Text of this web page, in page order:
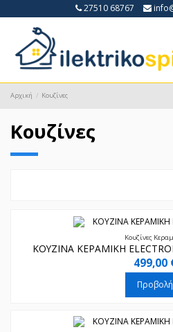
27510 68767
Αρχική Κουζίνες
Κουζίνες
Κουζίνες
ΚΟΥΖΙΝΑ ΚΕΡΑΜΙΚΗ
499,00
Προβολή